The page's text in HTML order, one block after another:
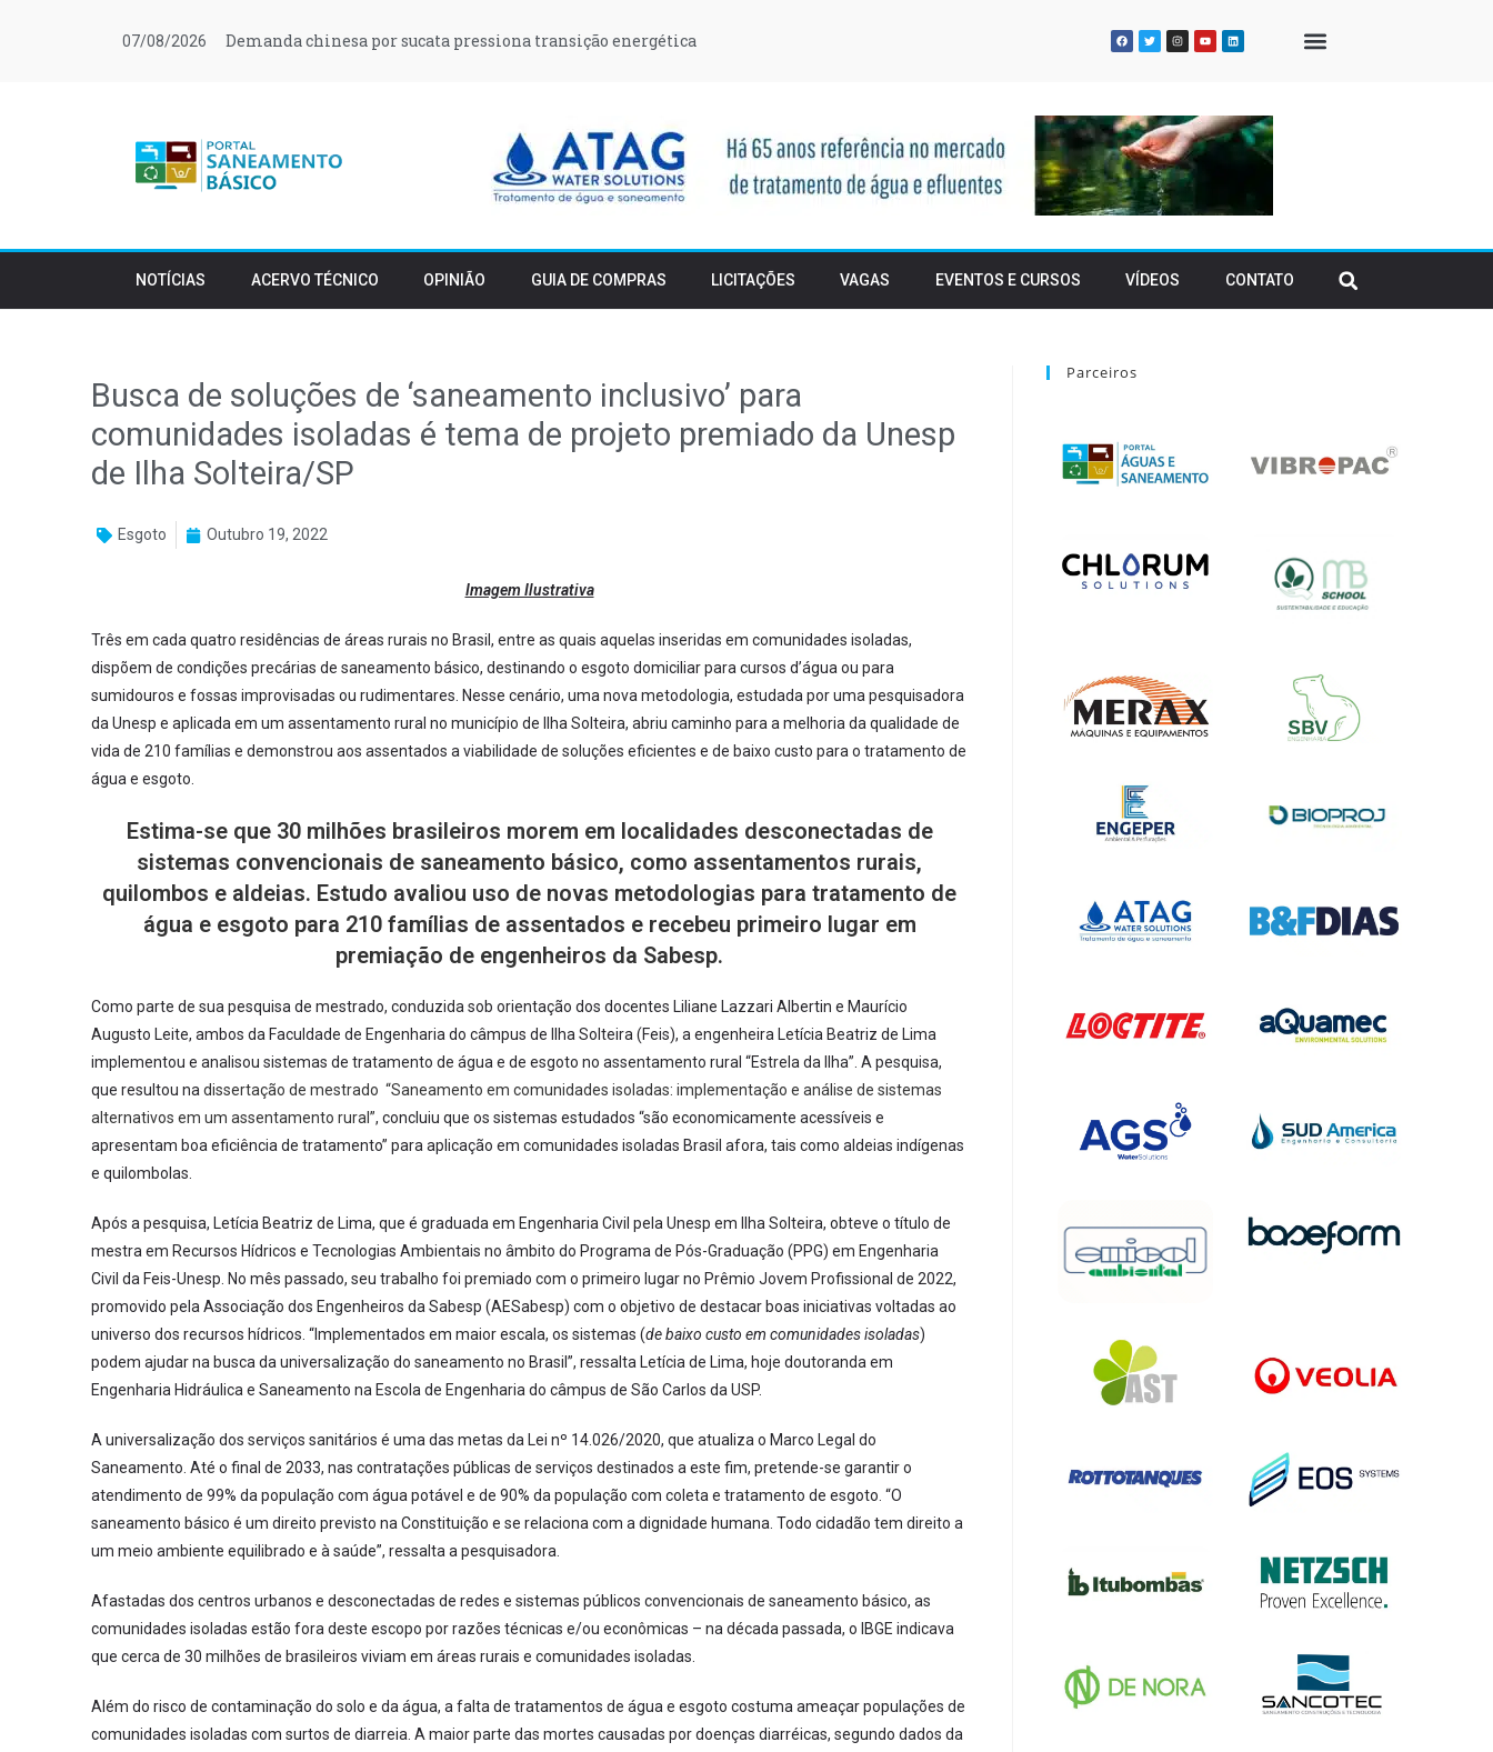
07/08/2026 Demanda chinesa por sucata pressiona transição energética
NOTÍCIAS ACERVO TÉCNICO OPINIÃO GUIA DE COMPRAS LICITAÇÕES VAGAS EVENTOS E CURSOS VÍDEOS CONTATO
Busca de soluções de ‘saneamento inclusivo’ para
comunidades isoladas é tema de projeto premiado da Unesp
de Ilha Solteira/SP
Esgoto Outubro 19, 2022
Imagem Ilustrativa
Três em cada quatro residências de áreas rurais no Brasil, entre as quais aquelas inseridas em comunidades isoladas,
dispõem de condições precárias de saneamento básico, destinando o esgoto domiciliar para cursos d’água ou para
sumidouros e fossas improvisadas ou rudimentares. Nesse cenário, uma nova metodologia, estudada por uma pesquisadora
da Unesp e aplicada em um assentamento rural no município de Ilha Solteira, abriu caminho para a melhoria da qualidade de
vida de 210 famílias e demonstrou aos assentados a viabilidade de soluções eficientes e de baixo custo para o tratamento de
água e esgoto.
Estima-se que 30 milhões brasileiros morem em localidades desconectadas de
sistemas convencionais de saneamento básico, como assentamentos rurais,
quilombos e aldeias. Estudo avaliou uso de novas metodologias para tratamento de
água e esgoto para 210 famílias de assentados e recebeu primeiro lugar em
premiação de engenheiros da Sabesp.
Como parte de sua pesquisa de mestrado, conduzida sob orientação dos docentes Liliane Lazzari Albertin e Maurício
Augusto Leite, ambos da Faculdade de Engenharia do câmpus de Ilha Solteira (Feis), a engenheira Letícia Beatriz de Lima
implementou e analisou sistemas de tratamento de água e de esgoto no assentamento rural “Estrela da Ilha”. A pesquisa,
que resultou na dissertação de mestrado “Saneamento em comunidades isoladas: implementação e análise de sistemas
alternativos em um assentamento rural”, concluiu que os sistemas estudados “são economicamente acessíveis e
apresentam boa eficiência de tratamento” para aplicação em comunidades isoladas Brasil afora, tais como aldeias indígenas
e quilombolas.
Após a pesquisa, Letícia Beatriz de Lima, que é graduada em Engenharia Civil pela Unesp em Ilha Solteira, obteve o título de
mestra em Recursos Hídricos e Tecnologias Ambientais no âmbito do Programa de Pós-Graduação (PPG) em Engenharia
Civil da Feis-Unesp. No mês passado, seu trabalho foi premiado com o primeiro lugar no Prêmio Jovem Profissional de 2022,
promovido pela Associação dos Engenheiros da Sabesp (AESabesp) com o objetivo de destacar boas iniciativas voltadas ao
universo dos recursos hídricos. “Implementados em maior escala, os sistemas (de baixo custo em comunidades isoladas)
podem ajudar na busca da universalização do saneamento no Brasil”, ressalta Letícia de Lima, hoje doutoranda em
Engenharia Hidráulica e Saneamento na Escola de Engenharia do câmpus de São Carlos da USP.
A universalização dos serviços sanitários é uma das metas da Lei nº 14.026/2020, que atualiza o Marco Legal do
Saneamento. Até o final de 2033, nas contratações públicas de serviços destinados a este fim, pretende-se garantir o
atendimento de 99% da população com água potável e de 90% da população com coleta e tratamento de esgoto. “O
saneamento básico é um direito previsto na Constituição e se relaciona com a dignidade humana. Todo cidadão tem direito a
um meio ambiente equilibrado e à saúde”, ressalta a pesquisadora.
Afastadas dos centros urbanos e desconectadas de redes e sistemas públicos convencionais de saneamento básico, as
comunidades isoladas estão fora deste escopo por razões técnicas e/ou econômicas – na década passada, o IBGE indicava
que cerca de 30 milhões de brasileiros viviam em áreas rurais e comunidades isoladas.
Além do risco de contaminação do solo e da água, a falta de tratamentos de água e esgoto costuma ameaçar populações de
comunidades isoladas com surtos de diarreia. A maior parte das mortes causadas por doenças diarréicas, segundo dados da
Parceiros